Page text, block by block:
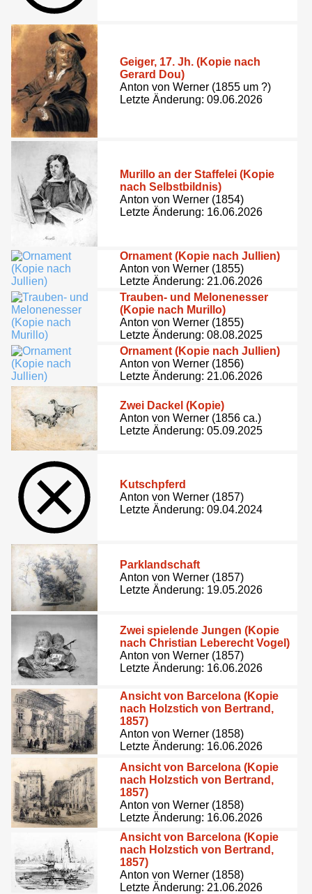
Geiger, 17. Jh. (Kopie nach
Gerard Dou)
Anton von Werner (1855 um ?)
Letzte Änderung: 09.06.2026
Murillo an der Staffelei (Kopie
nach Selbstbildnis)
Anton von Werner (1854)
Letzte Änderung: 16.06.2026
Ornament (Kopie nach Jullien)
Anton von Werner (1855)
Letzte Änderung: 21.06.2026
Trauben- und Melonenesser
(Kopie nach Murillo)
Anton von Werner (1855)
Letzte Änderung: 08.08.2025
Ornament (Kopie nach Jullien)
Anton von Werner (1856)
Letzte Änderung: 21.06.2026
Zwei Dackel (Kopie)
Anton von Werner (1856 ca.)
Letzte Änderung: 05.09.2025
Kutschpferd
Anton von Werner (1857)
Letzte Änderung: 09.04.2024
Parklandschaft
Anton von Werner (1857)
Letzte Änderung: 19.05.2026
Zwei spielende Jungen (Kopie
nach Christian Leberecht Vogel)
Anton von Werner (1857)
Letzte Änderung: 16.06.2026
Ansicht von Barcelona (Kopie
nach Holzstich von Bertrand,
1857)
Anton von Werner (1858)
Letzte Änderung: 16.06.2026
Ansicht von Barcelona (Kopie
nach Holzstich von Bertrand,
1857)
Anton von Werner (1858)
Letzte Änderung: 16.06.2026
Ansicht von Barcelona (Kopie
nach Holzstich von Bertrand,
1857)
Anton von Werner (1858)
Letzte Änderung: 21.06.2026